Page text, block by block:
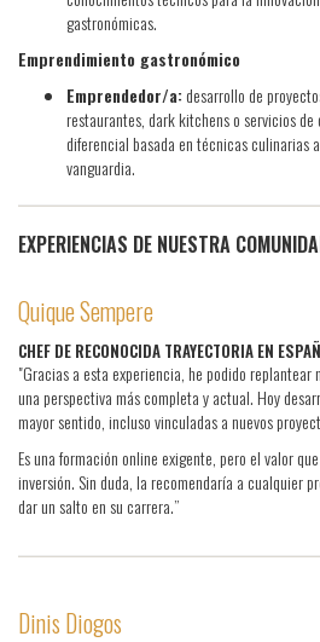
gastronómicas.
Emprendimiento gastronómico
Emprendedor/a: desarrollo de
restaurantes, dark kitchens o servicios
diferencial basada en técnicas culinarias
vanguardia.
EXPERIENCIAS DE NUESTRA
Quique Sempere
CHEF DE RECONOCIDA TRAYECTORIA EN
"Gracias a esta experiencia, he podido replantear
una perspectiva más completa y actual. Hoy
mayor sentido, incluso vinculadas a nuevos
Es una formación online exigente, pero el valor
inversión. Sin duda, la recomendaría a cualquier
dar un salto en su carrera.”
Dinis Diogos